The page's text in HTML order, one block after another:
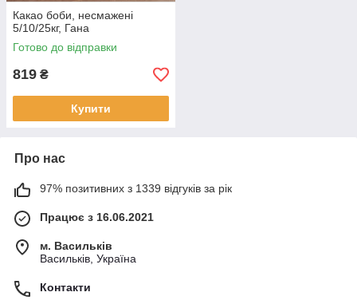
Какао боби, несмажені
5/10/25кг, Гана
Готово до відправки
819 ₴
Купити
Про нас
97% позитивних з 1339 відгуків за рік
Працює з 16.06.2021
м. Васильків
Васильків, Україна
Контакти